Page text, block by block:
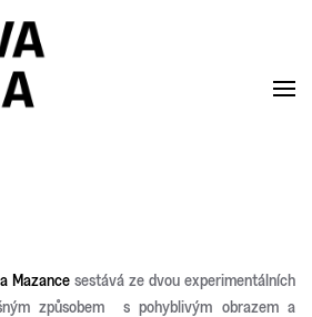
Mazance sestává ze dvou experimentálních
způsobem s pohyblivým obrazem a